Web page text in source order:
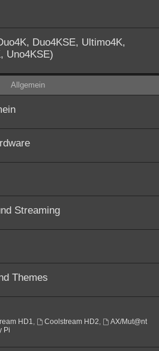
Duo4KSE, Ultimo4K,
Uno4KSE)
Allgemein
Streaming
Themes
HD1, Coolstream HD2,
AX/Mut@nt
Pi